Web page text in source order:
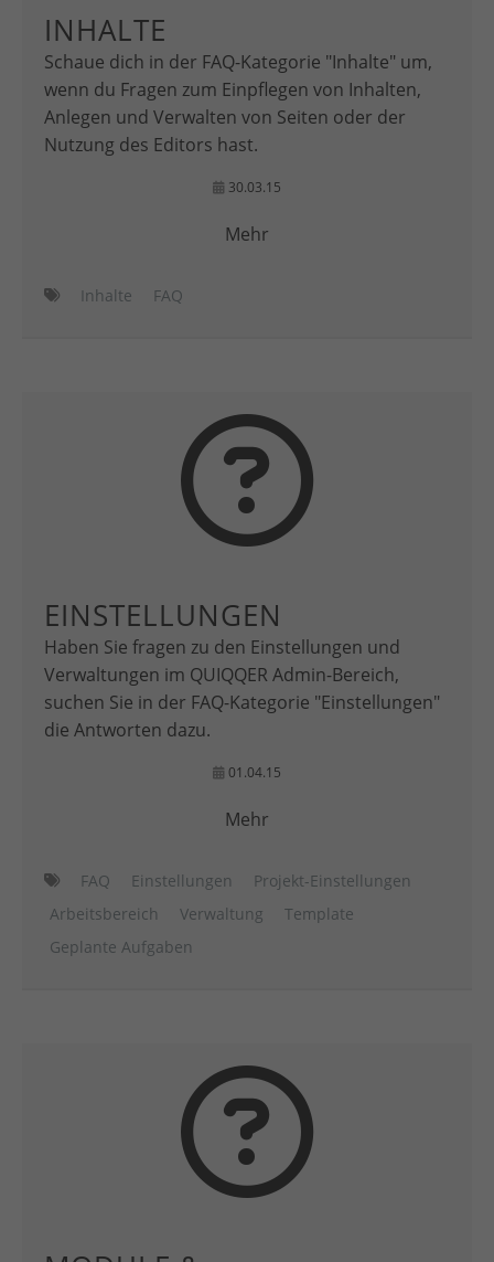
INHALTE
Schaue dich in der FAQ-Kategorie "Inhalte" um,
wenn du Fragen zum Einpflegen von Inhalten,
Anlegen und Verwalten von Seiten oder der
Nutzung des Editors hast.
30.03.15
Mehr
Inhalte FAQ
EINSTELLUNGEN
Haben Sie fragen zu den Einstellungen und
Verwaltungen im QUIQQER Admin-Bereich,
suchen Sie in der FAQ-Kategorie "Einstellungen"
die Antworten dazu.
01.04.15
Mehr
FAQ Einstellungen
Projekt-Einstellungen
Arbeitsbereich
Verwaltung
Template
Geplante Aufgaben